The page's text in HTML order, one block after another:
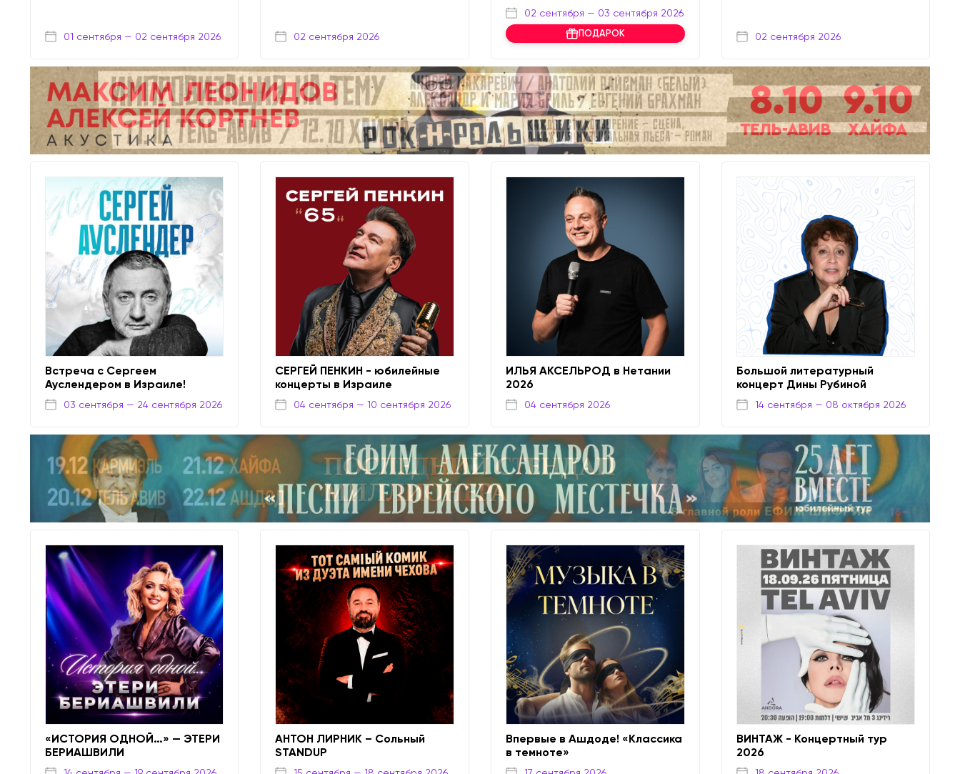
01 сентября — 02 сентября 2026 02 сентября 2026
02 сентября — 03 сентября 2026
ПОДАРОК 02 сентября 2026
Встреча с Сергеем
Ауслендером в Израиле!
03 сентября — 24 сентября 2026
СЕРГЕЙ ПЕНКИН - юбилейные
концерты в Израиле
04 сентября — 10 сентября 2026
ИЛЬЯ АКСЕЛЬРОД в Нетании
2026
04 сентября 2026
Большой литературный
концерт Дины Рубиной
14 сентября — 08 октября 2026
«ИСТОРИЯ ОДНОЙ…» — ЭТЕРИ
БЕРИАШВИЛИ
АНТОН ЛИРНИК – Сольный
STANDUP
Впервые в Ашдоде! «Классика
в темноте»
ВИНТАЖ - Концертный тур
2026